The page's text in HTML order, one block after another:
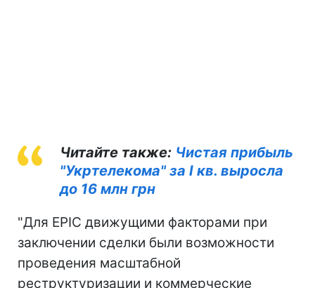
Читайте также: Чистая прибыль
"Укртелекома" за I кв. выросла
до 16 млн грн
"Для EPIC движущими факторами при
заключении сделки были возможности
проведения масштабной
реструктуризации и коммерческие